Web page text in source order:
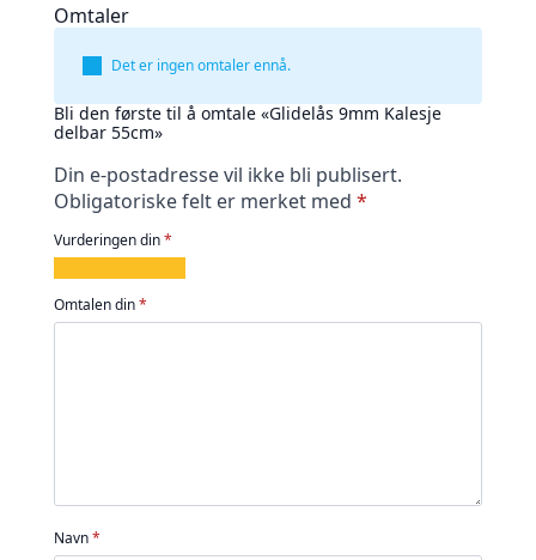
Omtaler
Det er ingen omtaler ennå.
Bli den første til å omtale «Glidelås 9mm Kalesje
delbar 55cm»
Din e-postadresse vil ikke bli publisert.
Obligatoriske felt er merket med *
Vurderingen din*
av
5
av
5
av
5
av
5 5
Omtalen din*
Navn*